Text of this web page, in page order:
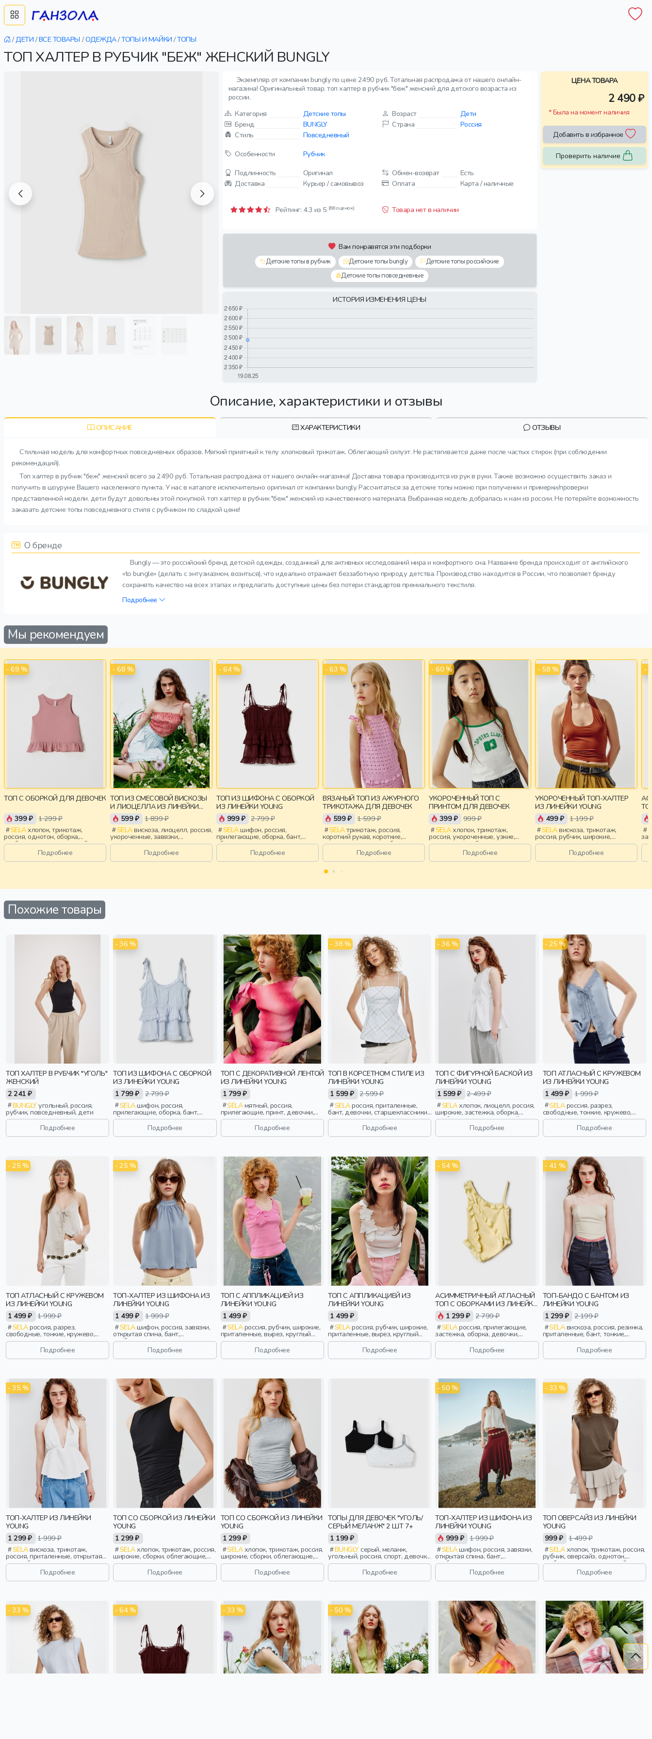
/ДЕТИ /ВСЕ ТОВАРЫ /ОДЕЖДА/ТОПЫ И МАЙКИ /ТОПЫ
ТОП ХАЛТЕР В РУБЧИК "БЕЖ" ЖЕНСКИЙ BUNGLY
Экземпляр от компании bungly по цене 2490 руб. Тотальная распродажа от нашего онлайн-
магазина! Оригинальный товар. топ халтер в рубчик "беж" женский для детского возраста из
россии.
Категория
Детские топы Возраст
Дети
Бренд
BUNGLY Страна
Россия
Стиль
Повседневный
Особенности
Рубчик
Подлинность
Оригинал Обмен-возврат
Есть
Доставка
Курьер / самовывоз Оплата Карта / наличные
Рейтинг: 4.3 из 5 (86 оценок) Товара нет в наличии
Вам понравятся эти подборки
Детские топы в рубчик Детские топы bungly
Детские топы российские
Детские топы повседневные
ИСТОРИЯ ИЗМЕНЕНИЯ ЦЕНЫ
ЦЕНА ТОВАРА
2 490 ₽
* Была на момент наличия
Добавить в избранное
Проверить наличие
Описание, характеристики и отзывы
ОПИСАНИЕ ХАРАКТЕРИСТИКИ ОТЗЫВЫ
Стильная модель для комфортных повседневных образов. Мягкий приятный к телу хлопковый трикотаж. Облегающий силуэт. Не растягивается даже после частых стирок (при соблюдении
рекомендаций).
Топ халтер в рубчик "беж" женский всего за 2490 руб. Тотальная распродажа от нашего онлайн-магазина! Доставка товара производится из рук в руки. Также возможно осуществить заказ и
получить в шоуруме Вашего населенного пункта. У нас в каталоге исключительно оригинал от компании bungly. Рассчитаться за детские топы можно при получении и примерки/проверки
представленной модели. дети будут довольны этой покупкой. топ халтер в рубчик "беж" женский из качественного материала. Выбранная модель добралась к нам из россии. Не потеряйте возможность
заказать детские топы повседневного стиля с рубчиком по сладкой цене!
О бренде
Bungly — это российский бренд детской одежды, созданный для активных исследований мира и комфортного сна. Название бренда происходит от английского
«to bungle» (делать с энтузиазмом, возиться), что идеально отражает беззаботную природу детства. Производство находится в России, что позволяет бренду
сохранять качество на всех этапах и предлагать доступные цены без потери стандартов премиального текстиля.
Подробнее
Мы рекомендуем
- 69 %
ТОП С ОБОРКОЙ ДЛЯ ДЕВОЧЕК
399 ₽ 1 299 ₽
SELAхлопок, трикотаж,
россия, однотон, оборка,
свободные, вырез, круглый
вырез, девочки, дети
Подробнее
- 68 %
ТОП ИЗ СМЕСОВОЙ ВИСКОЗЫ
И ЛИОЦЕЛЛА ИЗ ЛИНЕЙКИ
YOUNG
599 ₽ 1 899 ₽
SELAвискоза, лиоцелл, россия,
укороченные, завязки,
приталенные, тонкие,
эластичные, девочки,
старшеклассники, дети
Подробнее
- 64 %
ТОП ИЗ ШИФОНА С ОБОРКОЙ
ИЗ ЛИНЕЙКИ YOUNG
999 ₽ 2 799 ₽
SELAшифон, россия,
прилегающие, оборка, бант,
сборки, девочки,
старшеклассники, дети
Подробнее
- 63 %
ВЯЗАНЫЙ ТОП ИЗ АЖУРНОГО
ТРИКОТАЖА ДЛЯ ДЕВОЧЕК
599 ₽ 1 599 ₽
SELAтрикотаж, россия,
короткий рукав, короткие,
вязаные, крылышки, оборка,
ажур, вырез, круглый вырез,
облегающие, девочки, дети
Подробнее
- 60 %
УКОРОЧЕННЫЙ ТОП С
ПРИНТОМ ДЛЯ ДЕВОЧЕК
399 ₽ 999 ₽
SELAхлопок, трикотаж,
россия, укороченные, узкие,
принт, вырез, облегающие,
девочки, детиПодробнее
- 58 %
УКОРОЧЕННЫЙ ТОП-ХАЛТЕР
ИЗ ЛИНЕЙКИ YOUNG
499 ₽ 1 199 ₽
SELAвискоза, трикотаж,
россия, рубчик, широкие,
укороченные, приталенные,
открытая спина, девочки, дети
Подробнее
-
Похожие товары
ТОП ХАЛТЕР В РУБЧИК "УГОЛЬ"
ЖЕНСКИЙ
2 241 ₽
BUNGLYугольный, россия,
рубчик, повседневный, дети
Подробнее
- 36 %
ТОП ИЗ ШИФОНА С ОБОРКОЙ
ИЗ ЛИНЕЙКИ YOUNG
1 799 ₽
2 799 ₽
SELAшифон, россия,
прилегающие, оборка, бант,
сборки, девочки,
старшеклассники, дети
Подробнее
ТОП С ДЕКОРАТИВНОЙ ЛЕНТОЙ
ИЗ ЛИНЕЙКИ YOUNG
1 799 ₽
SELAмятный, россия,
прилегающие, принт, девочки,
старшеклассники, дети
Подробнее
- 38 %
ТОП В КОРСЕТНОМ СТИЛЕ ИЗ
ЛИНЕЙКИ YOUNG
1 599 ₽ 2 599 ₽
SELAроссия, приталенные,
бант, девочки, старшеклассники,
дети
Подробнее
- 36 %
ТОП С ФИГУРНОЙ БАСКОЙ ИЗ
ЛИНЕЙКИ YOUNG
1 599 ₽ 2 499 ₽
SELAхлопок, лиоцелл, россия,
широкие, застежка, оборка,
свободные, вырез, круглый
вырез, баска, вытачки, девочки,
старшеклассники, дети
Подробнее
- 25 %
ТОП АТЛАСНЫЙ С КРУЖЕВОМ
ИЗ ЛИНЕЙКИ YOUNG
1 499 ₽ 1 999 ₽
SELAроссия, разрез,
свободные, тонкие, кружево,
девочки, старшеклассники, дети
Подробнее
- 25 %
ТОП АТЛАСНЫЙ С КРУЖЕВОМ
ИЗ ЛИНЕЙКИ YOUNG
1 499 ₽ 1 999 ₽
SELAроссия, разрез,
свободные, тонкие, кружево,
девочки, старшеклассники, дети
Подробнее
- 25 %
ТОП-ХАЛТЕР ИЗ ШИФОНА ИЗ
ЛИНЕЙКИ YOUNG
1 499 ₽
1 999 ₽
SELAшифон, россия, завязки,
открытая спина, бант,
свободные, воротник, девочки,
старшеклассники, дети
Подробнее
ТОП С АППЛИКАЦИЕЙ ИЗ
ЛИНЕЙКИ YOUNG
1 499 ₽
SELAроссия, рубчик, широкие,
приталенные, вырез, круглый
вырез, девочки,
старшеклассники, дети
Подробнее
ТОП С АППЛИКАЦИЕЙ ИЗ
ЛИНЕЙКИ YOUNG
1 499 ₽
SELAроссия, рубчик, широкие,
приталенные, вырез, круглый
вырез, девочки,
старшеклассники, дети
Подробнее
- 54 %
АСИММЕТРИЧНЫЙ АТЛАСНЫЙ
ТОП С ОБОРКАМИ ИЗ ЛИНЕЙКИ
YOUNG
1 299 ₽ 2 799 ₽
SELAроссия, прилегающие,
застежка, оборка, девочки,
старшеклассники, дети
Подробнее
- 41 %
ТОП-БАНДО С БАНТОМ ИЗ
ЛИНЕЙКИ YOUNG
1 299 ₽ 2 199 ₽
SELAвискоза, россия, резинка,
приталенные, бант, тонкие,
эластичные, девочки,
старшеклассники, дети
Подробнее
- 35 %
ТОП-ХАЛТЕР ИЗ ЛИНЕЙКИ
YOUNG
1 299 ₽ 1 999 ₽
SELAвискоза, трикотаж,
россия, приталенные, открытая
спина, бант, вырез, девочки,
старшеклассники, дети
Подробнее
ТОП СО СБОРКОЙ ИЗ ЛИНЕЙКИ
YOUNG
1 299 ₽
SELAхлопок, трикотаж, россия,
широкие, сборки, облегающие,
девочки, старшеклассники, дети
Подробнее
ТОП СО СБОРКОЙ ИЗ ЛИНЕЙКИ
YOUNG
1 299 ₽
SELAхлопок, трикотаж, россия,
широкие, сборки, облегающие,
девочки, старшеклассники, дети
Подробнее
ТОПЫ ДЛЯ ДЕВОЧЕК "УГОЛЬ/
СЕРЫЙ МЕЛАНЖ" 2 ШТ 7+
1 199 ₽
BUNGLYсерый, меланж,
угольный, россия, спорт, девочки,
школьники, подростки, дети
Подробнее
- 50 %
ТОП-ХАЛТЕР ИЗ ШИФОНА ИЗ
ЛИНЕЙКИ YOUNG
999 ₽ 1 999 ₽
SELAшифон, россия, завязки,
открытая спина, бант,
свободные, воротник, девочки,
старшеклассники, дети
Подробнее
- 33 %
ТОП ОВЕРСАЙЗ ИЗ ЛИНЕЙКИ
YOUNG
999 ₽ 1 499 ₽
SELAхлопок, трикотаж, россия,
рубчик, оверсайз, однотон,
свободные, вырез, круглый
вырез, девочки,
старшеклассники, дети
Подробнее
- 33 % - 64 % - 33 % - 50 %